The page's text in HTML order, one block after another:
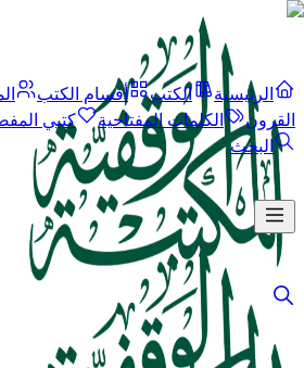
الرئيسية الكتب أقسام الكتب
القرون
الكلمات المفتاحية
كتبي
البحث